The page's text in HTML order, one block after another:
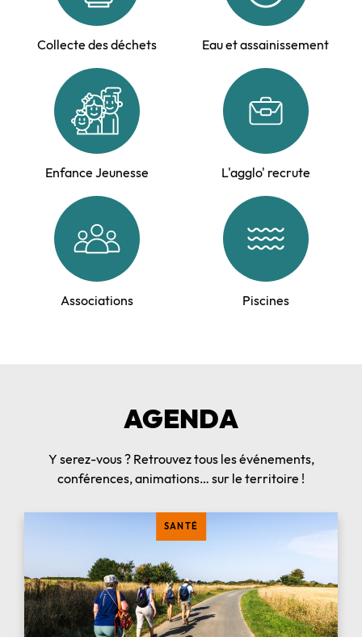
Collecte des déchets Eau et assainissement
Enfance Jeunesse L'agglo' recrute
Associations Piscines
AGENDA
Y serez-vous ? Retrouvez tous les événements,
conférences, animations… sur le territoire !
SANTÉ